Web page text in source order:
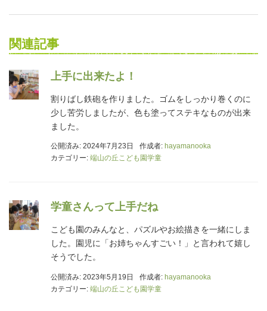
関連記事
上手に出来たよ！
割りばし鉄砲を作りました。ゴムをしっかり巻くのに
少し苦労しましたが、色も塗ってステキなものが出来
ました。
公開済み: 2024年7月23日 作成者: hayamanooka
カテゴリー: 端山の丘こども園学童
学童さんって上手だね
こども園のみんなと、パズルやお絵描きを一緒にしま
した。園児に「お姉ちゃんすごい！」と言われて嬉し
そうでした。
公開済み: 2023年5月19日 作成者: hayamanooka
カテゴリー: 端山の丘こども園学童